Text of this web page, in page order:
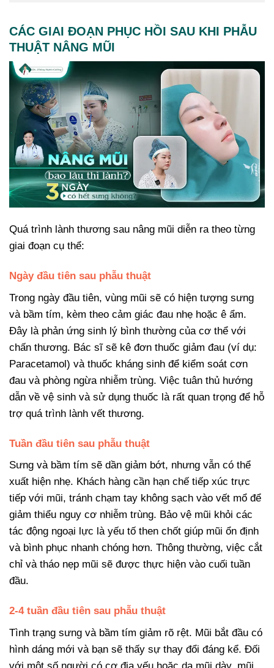
CÁC GIAI ĐOẠN PHỤC HỒI SAU KHI PHẪU
THUẬT NÂNG MŨI
Quá trình lành thương sau nâng mũi diễn ra theo từng
giai đoạn cụ thể:
Ngày đầu tiên sau phẫu thuật
Trong ngày đầu tiên, vùng mũi sẽ có hiện tượng sưng
và bầm tím, kèm theo cảm giác đau nhẹ hoặc ê ẩm.
Đây là phản ứng sinh lý bình thường của cơ thể với
chấn thương. Bác sĩ sẽ kê đơn thuốc giảm đau (ví dụ:
Paracetamol) và thuốc kháng sinh để kiểm soát cơn
đau và phòng ngừa nhiễm trùng. Việc tuân thủ hướng
dẫn về vệ sinh và sử dụng thuốc là rất quan trọng để hỗ
trợ quá trình lành vết thương.
Tuần đầu tiên sau phẫu thuật
Sưng và bầm tím sẽ dần giảm bớt, nhưng vẫn có thể
xuất hiện nhẹ. Khách hàng cần hạn chế tiếp xúc trực
tiếp với mũi, tránh chạm tay không sạch vào vết mổ để
giảm thiểu nguy cơ nhiễm trùng. Bảo vệ mũi khỏi các
tác động ngoại lực là yếu tố then chốt giúp mũi ổn định
và bình phục nhanh chóng hơn. Thông thường, việc cắt
chỉ và tháo nẹp mũi sẽ được thực hiện vào cuối tuần
đầu.
2-4 tuần đầu tiên sau phẫu thuật
Tình trạng sưng và bầm tím giảm rõ rệt. Mũi bắt đầu có
hình dáng mới và bạn sẽ thấy sự thay đổi đáng kể. Đối